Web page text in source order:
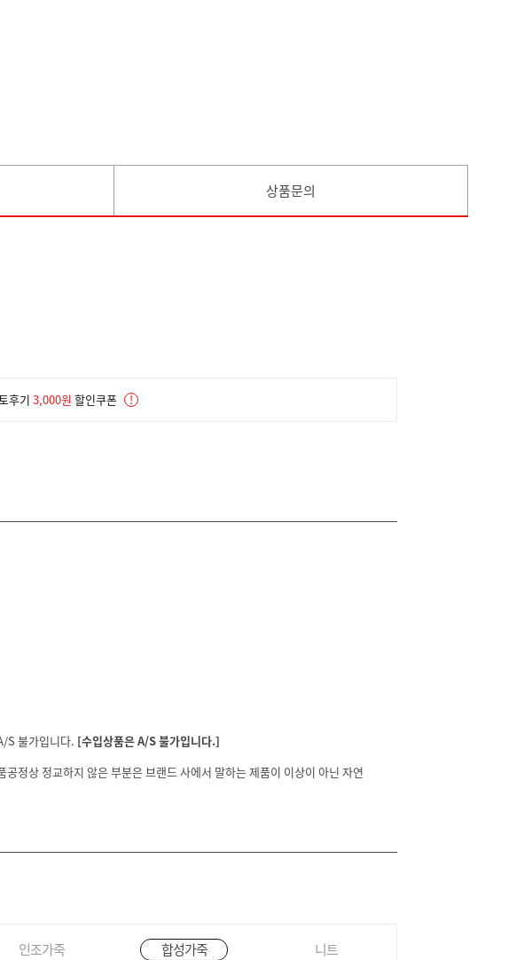
상품문의
후기 3,000원 할인쿠폰 !
S 불가입니다. [수입상품은 A/S 불가입니다.]
정상 정교하지 않은 부분은 브랜드 사에서 말하는 제품이 이상이 아닌 자연
인조가죽 합성가죽 니트